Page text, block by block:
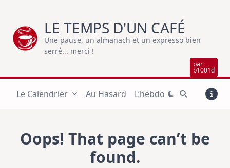
content
LE TEMPS D'UN CAFÉ
Une pause, un almanach et un expresso bien
serré... merci !
par
b1001d
Le Calendrier Au Hasard L’hebdo
Oops! That page can’t be
found.